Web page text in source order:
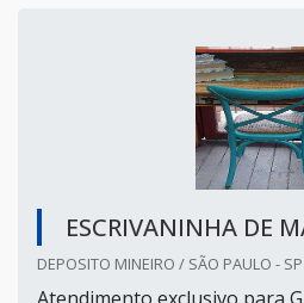
ESCRIVANINHA DE
DEPOSITO MINEIRO / SÃO PAULO - SP